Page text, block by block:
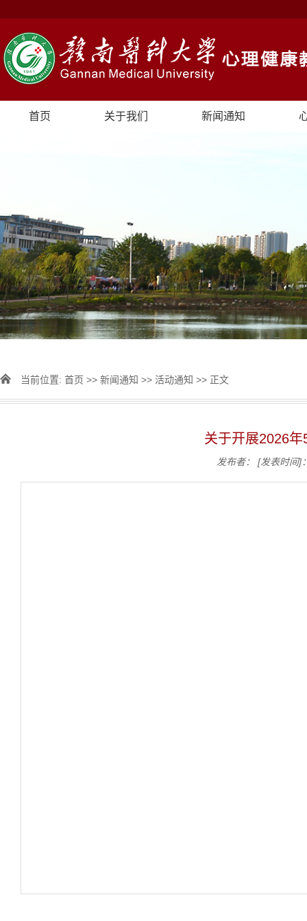
首页 关于我们 新闻通知
当前位置: 首页 >> 新闻通知 >> 活动通知 >> 正文
关于开展2026
发布者： [发表时间]